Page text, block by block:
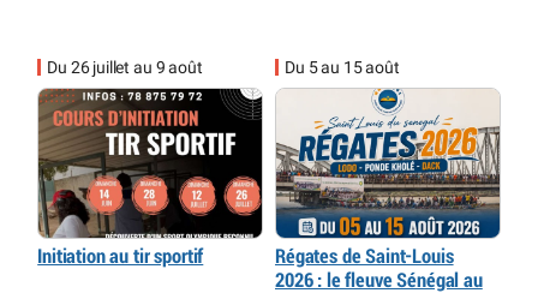
Du 26 juillet au 9 août
Initiation au tir sportif
Du 5 au 15 août
Régates de Saint-Louis
2026 : le fleuve Sénégal au